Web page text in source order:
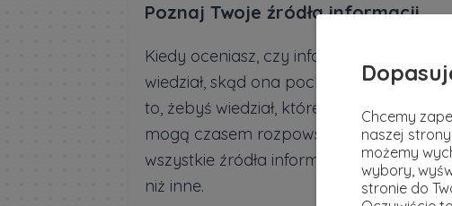
Poznaj Twoje źródła informacji
Kiedy oceniasz, czy informacja jest
wiedział, skąd ona pochodzi. Zweryfikuj
to, żebyś wiedział, które strony czy
mogą czasem rozpowszechniać
wszystkie źródła informacji są takie
niż inne.
Chcemy
naszej
możemy
wybory,
stronie do